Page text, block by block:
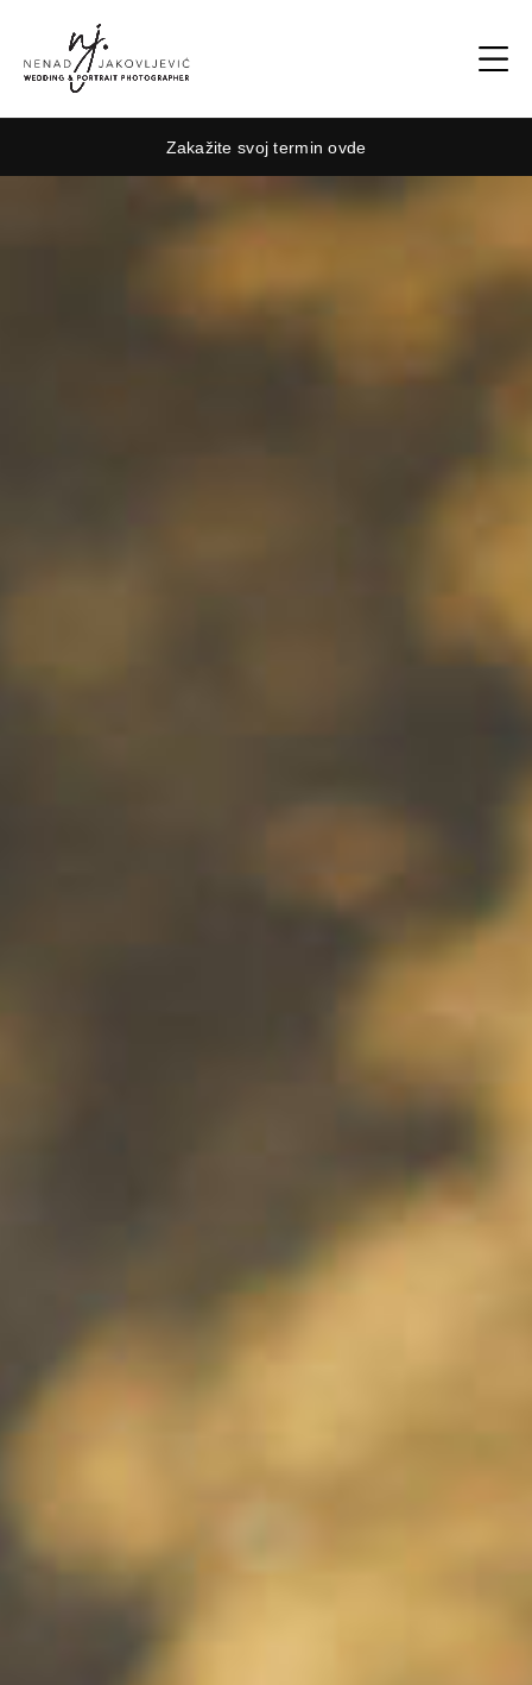
Zakažite svoj termin ovde